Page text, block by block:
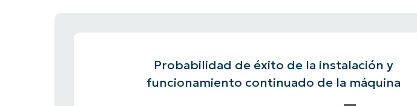
Probabilidad de éxito de la instalación y
funcionamiento continuado de la máquina